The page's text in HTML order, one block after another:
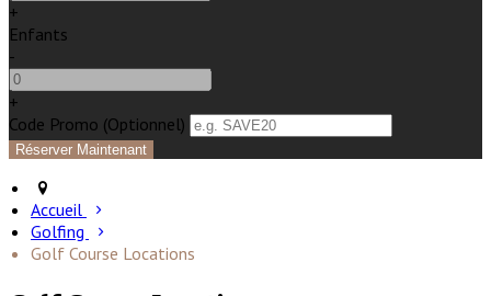
+
Enfants
-
+
Code Promo (Optionnel)
Accueil
Golfing
Golf Course Locations